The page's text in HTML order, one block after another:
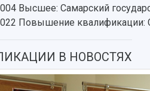
Высшее: Самарский
Повышение квалификации:
В НОВОСТЯХ